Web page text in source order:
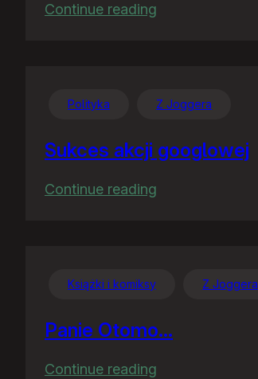
Continue reading
interfejs
Polityka Z Joggera
Sukces akcji googlowej
Continue reading
Książki i komiksy Z Joggera
Panie Otomo…
Continue reading